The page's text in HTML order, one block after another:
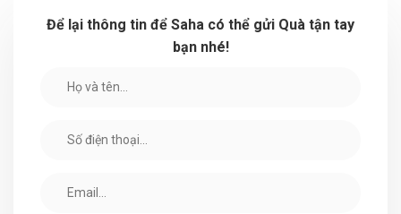
Để lại thông tin để Saha có thể gửi Quà tận tay
bạn nhé!